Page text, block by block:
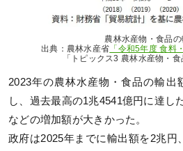
農林⽔産物・⾷品
出典：農林水産省 「令和5年度 食料
「トピックス3 農林水産物・食
2023年の農林水産物・食品の輸出
し、過去最高の1兆4541億円に達し
などの増加額が大きかった。
政府は2025年までに輸出額を2兆円